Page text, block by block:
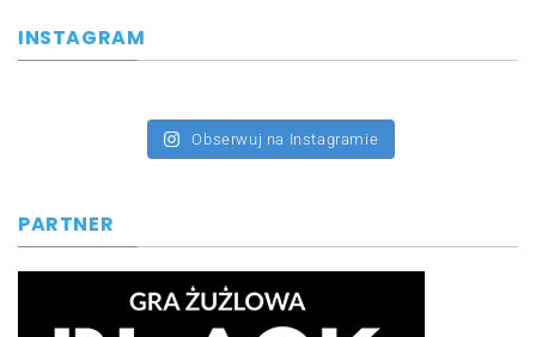
INSTAGRAM
Obserwuj na Instagramie
PARTNER